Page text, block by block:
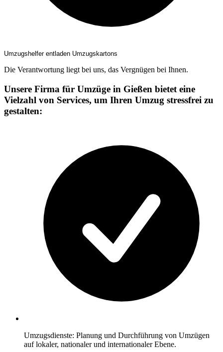
Umzugshelfer entladen Umzugskartons
Die Verantwortung liegt bei uns, das Vergnügen bei Ihnen.
Unsere Firma für Umzüge in Gießen bietet eine
Vielzahl von Services, um Ihren Umzug stressfrei zu
gestalten:
Umzugsdienste: Planung und Durchführung von Umzügen
auf lokaler, nationaler und internationaler Ebene.